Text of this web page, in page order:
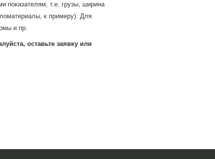
показателям, т.е. грузы, ширина
к примеру). Для
и пр.
оставьте заявку или